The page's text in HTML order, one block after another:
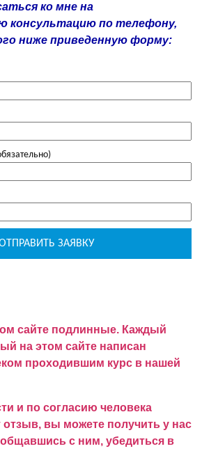
ко мне на
консультацию по телефону,
ниже приведенную форму:
сайте подлинные. Каждый
на этом сайте написан
проходившим курс в нашей
и по согласию человека
отзыв, вы можете получить у нас
с ним, убедиться в